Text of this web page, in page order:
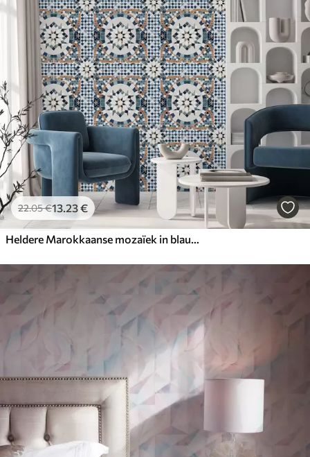
22.05€13.23€
Heldere Marokkaanse mozaïek in blauw-turquoise tinten